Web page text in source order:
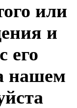
или
и
его
нашем